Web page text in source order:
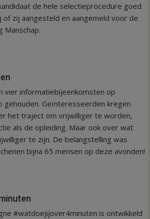
de hele selectieprocedure goed
zij aangesteld en aangemeld voor de
Manschap.
vier informatiebijeenkomsten op
gehouden. Geïnteresseerden kregen
het traject om vrijwilliger te worden,
als de opleiding. Maar ook over wat
te zijn. De belangstelling was
bijna 65 mensen op deze avonden!
#watdoejijover4minuten is ontwikkeld